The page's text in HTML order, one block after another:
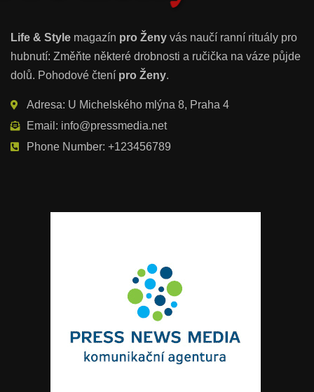
Life & Style magazín pro Ženy vás naučí ranní rituály pro
hubnutí: Změňte některé drobnosti a ručička na váze půjde
dolů. Pohodové čtení pro Ženy.
Adresa: U Michelského mlýna 8, Praha 4
Email: info@pressmedia.net
Phone Number: +123456789